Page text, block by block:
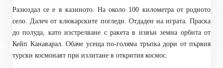
Разюздал се е в казиното. На около 100 километра от родното
село. Далеч от клюкарските погледи. Отдаден на играта. Праска
до полуда, като изстрелване с ракета в извън земна орбита от
Кейп Канаварал. Обаче усеща по-голяма тръпка дори от първия
турски космонавт при излитане в открития космос.